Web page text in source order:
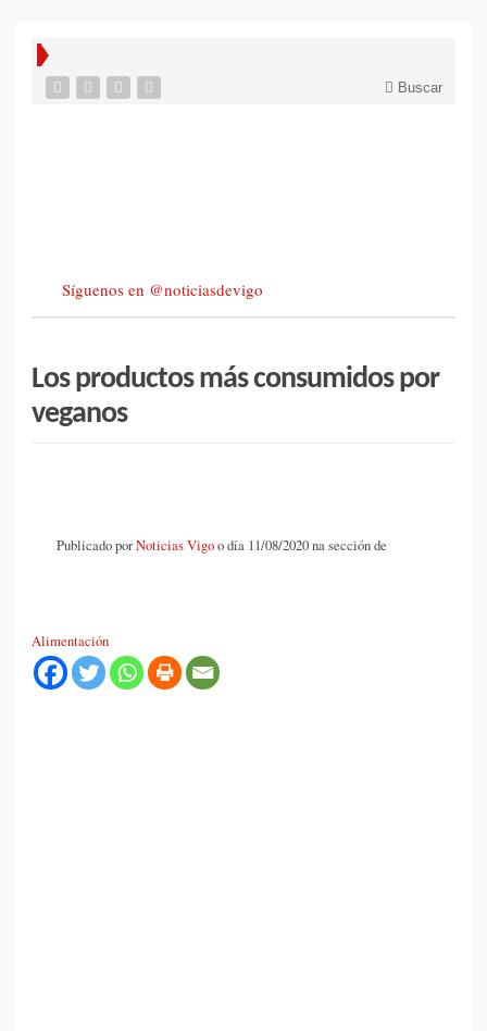
Buscar
Síguenos en @noticiasdevigo
Los productos más consumidos por
veganos
Publicado porNoticias Vigoo día 11/08/2020 na sección de
Alimentación